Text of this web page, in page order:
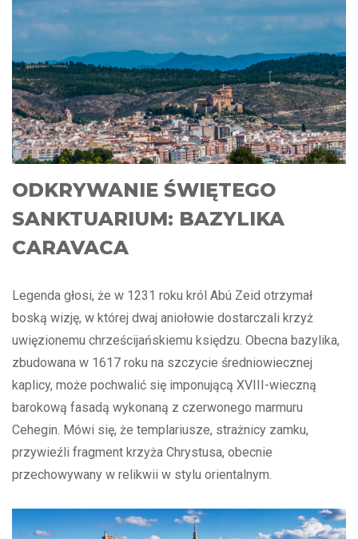
ODKRYWANIE ŚWIĘTEGO
SANKTUARIUM: BAZYLIKA
CARAVACA
Legenda głosi, że w 1231 roku król Abú Zeid otrzymał
boską wizję, w której dwaj aniołowie dostarczali krzyż
uwięzionemu chrześcijańskiemu księdzu. Obecna bazylika,
zbudowana w 1617 roku na szczycie średniowiecznej
kaplicy, może pochwalić się imponującą XVIII-wieczną
barokową fasadą wykonaną z czerwonego marmuru
Cehegin. Mówi się, że templariusze, strażnicy zamku,
przywieźli fragment krzyża Chrystusa, obecnie
przechowywany w relikwii w stylu orientalnym.